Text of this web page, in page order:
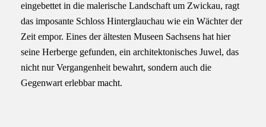
eingebettet in die malerische Landschaft um Zwickau, ragt
das imposante Schloss Hinterglauchau wie ein Wächter der
Zeit empor. Eines der ältesten Museen Sachsens hat hier
seine Herberge gefunden, ein architektonisches Juwel, das
nicht nur Vergangenheit bewahrt, sondern auch die
Gegenwart erlebbar macht.